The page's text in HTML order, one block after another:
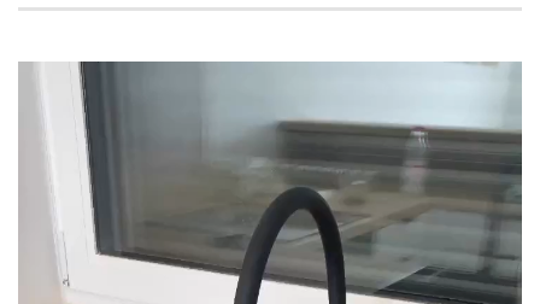
Odtwarzacz